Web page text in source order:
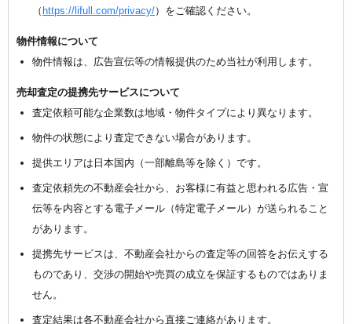
（ https://lifull.com/privacy/）をご確認ください。
物件情報について
物件情報は、広告宣伝等の情報提供のため当社が利用します。
売却査定の提携先サービスについて
査定依頼可能な企業数は地域・物件タイプにより異なります。
物件の状態により査定できない場合があります。
提供エリアは日本国内（一部離島等を除く）です。
査定依頼先の不動産会社から、お客様に有益と思われる広告・宣
伝等を内容とする電子メール（特定電子メール）が送られること
があります。
提携先サービスは、不動産会社からの査定等の回答をお伝えする
ものであり、交渉の開始や売買の成立を保証するものではありま
せん。
査定結果は各不動産会社から直接ご連絡があります。